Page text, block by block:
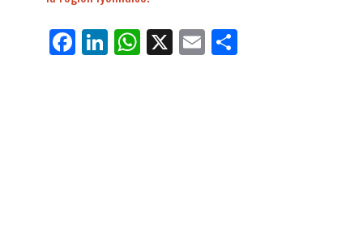
Fa
ce
Li
nk
W
ha
X E
m
Pa